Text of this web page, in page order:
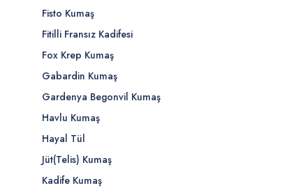
Fisto Kumaş
Fitilli Fransız Kadifesi
Fox Krep Kumaş
Gabardin Kumaş
Gardenya Begonvil Kumaş
Havlu Kumaş
Hayal Tül
Jüt(Telis) Kumaş
Kadife Kumaş